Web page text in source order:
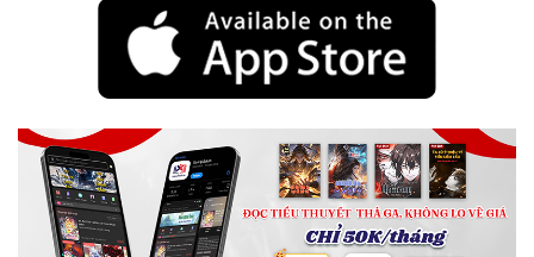
Phong Thủy - Tâm Linh
Phương Tây
Phản Phái